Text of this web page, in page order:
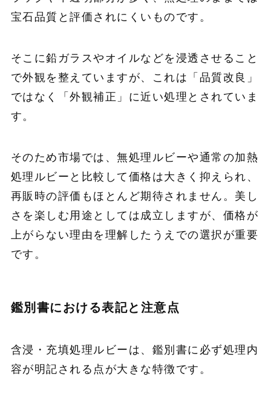
宝石品質と評価されにくいものです。
そこに鉛ガラスやオイルなどを浸透させること
で外観を整えていますが、これは「品質改良」
ではなく「外観補正」に近い処理とされていま
す。
そのため市場では、無処理ルビーや通常の加熱
処理ルビーと比較して価格は大きく抑えられ、
再販時の評価もほとんど期待されません。美し
さを楽しむ用途としては成立しますが、価格が
上がらない理由を理解したうえでの選択が重要
です。
鑑別書における表記と注意点
含浸・充填処理ルビーは、鑑別書に必ず処理内
容が明記される点が大きな特徴です。